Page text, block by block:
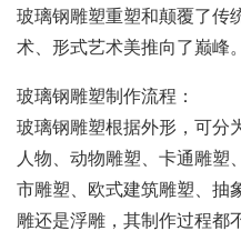
玻璃钢雕塑重塑和颠覆了传
术、形式艺术美推向了巅峰
玻璃钢雕塑制作流程：
玻璃钢雕塑根据外形，可分
人物、动物雕塑、卡通雕塑、
市雕塑、欧式建筑雕塑、抽
雕还是浮雕，其制作过程都